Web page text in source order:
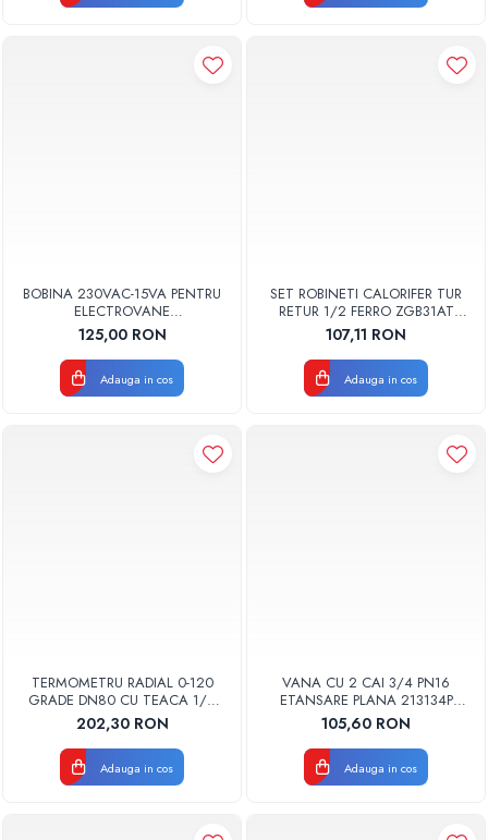
BOBINA 230VAC-15VA PENTRU
ELECTROVANE
ELECTROVENTILE TORK
125,00 RON
Adauga in cos
SET ROBINETI CALORIFER TUR
RETUR 1/2 FERRO ZGB31AT
ANTRACIT
107,11 RON
Adauga in cos
TERMOMETRU RADIAL 0-120
GRADE DN80 CU TEACA 1/2
TBR80-100 FIMET
202,30 RON
Adauga in cos
VANA CU 2 CAI 3/4 PN16
ETANSARE PLANA 213134P
WATTS
105,60 RON
Adauga in cos